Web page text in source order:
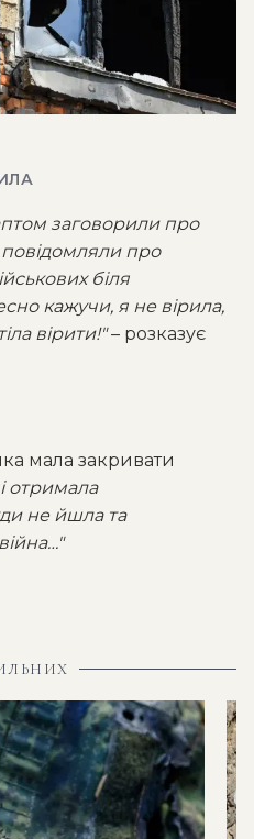
заговорили про
про
біля
кажучи, я не вірила,
вірити!"– розказує
мала закривати
отримала
не йшла та